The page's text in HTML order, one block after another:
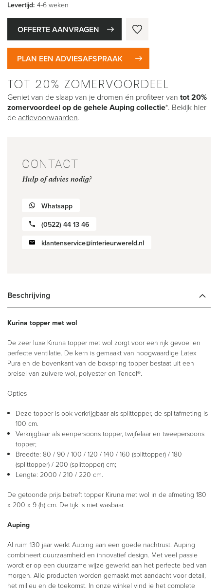
Levertijd: 4-6 weken
OFFERTE AANVRAGEN
PLAN EEN ADVIESAFSPRAAK
TOT 20% ZOMERVOORDEEL
Geniet van de slaap van je dromen én profiteer van tot 20%
zomervoordeel op de gehele Auping collectie*. Bekijk hier
de actievoorwaarden.
CONTACT
Hulp of advies nodig?
Whatsapp
(0522) 44 13 46
klantenservice@interieurwereld.nl
Beschrijving
Kurina topper met wol
De zeer luxe Kiruna topper met wol zorgt voor een rijk gevoel en
perfecte ventilatie. De kern is gemaakt van hoogwaardige Latex
Pura en de bovenkant van de boxspring topper bestaat uit een
breisel van zuivere wol, polyester en Tencel®.
Opties
Deze topper is ook verkrijgbaar als splittopper, de splitafmeting is
100 cm.
Verkrijgbaar als eenpersoons topper, twijfelaar en tweepersoons
topper;
Breedte: 80 / 90 / 100 / 120 / 140 / 160 (splittopper) / 180
(splittopper) / 200 (splittopper) cm;
Lengte: 2000 / 210 / 220 cm.
De getoonde prijs betreft topper Kiruna met wol in de afmeting 180
x 200 x 9 (h) cm. De tijk is niet wasbaar.
Auping
Al ruim 130 jaar werkt Auping aan een goede nachtrust. Auping
combineert duurzaamheid en innovatief design. Met veel passie
wordt er op een duurzame wijze gewerkt aan het perfecte bed van
morgen. Alle producten worden gemaakt met aandacht voor detail,
het milieu en de toekomst. In onze winkel vind je het complete